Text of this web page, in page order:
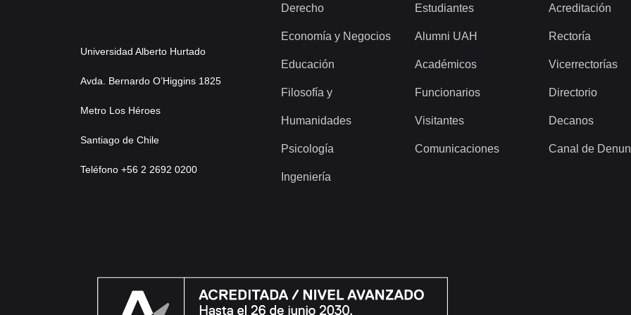
Universidad Alberto Hurtado
Avda. Bernardo O’Higgins 1825
Metro Los Héroes
Santiago de Chile
Teléfono +56 2 2692 0200
Derecho
Economía y Negocios
Educación
Filosofía y
Humanidades
Psicología
Ingeniería
Estudiantes
Alumni UAH
Académicos
Funcionarios
Visitantes
Comunicaciones
Acreditación
Rectoría
Vicerrectorías
Directorio
Decanos
Canal de